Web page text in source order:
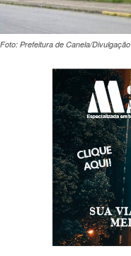
Foto: Prefeitura de Canela/Divulgação